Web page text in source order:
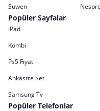
Suwen
Popüler Sayfalar
iPad
Kombi
Ps5 Fiyat
Ankastre Set
Samsung Tv
Popüler Telefonlar